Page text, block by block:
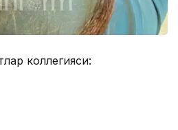
коллегияси: